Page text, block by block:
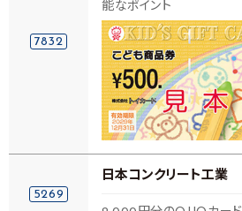
7832
能なポイント
5269
日本コンクリート工業